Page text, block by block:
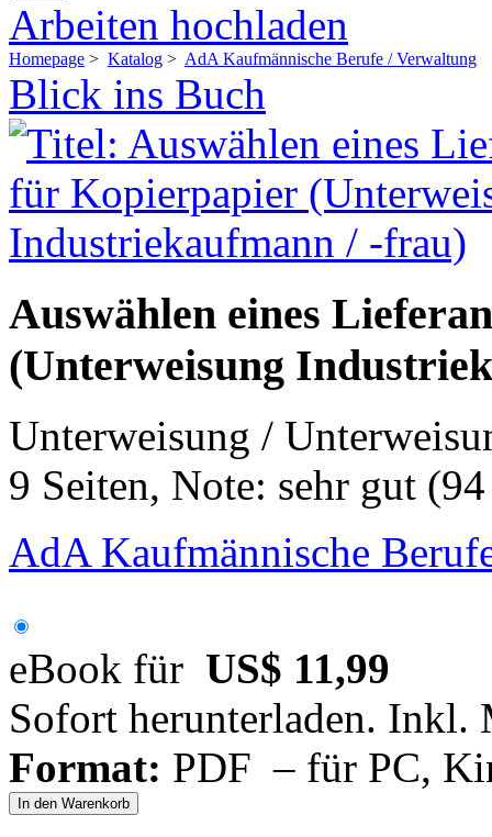
Arbeiten hochladen
Homepage > Katalog > AdA Kaufmännische Berufe / Verwaltung
Blick ins Buch
Auswählen eines
(Unterweisung
Unterweisung /
9 Seiten, Note: sehr gut
AdA Kaufmännische
eBook für US$ 11,99
Sofort herunterladen. Inkl.
Format: PDF – für PC,
In den Warenkorb